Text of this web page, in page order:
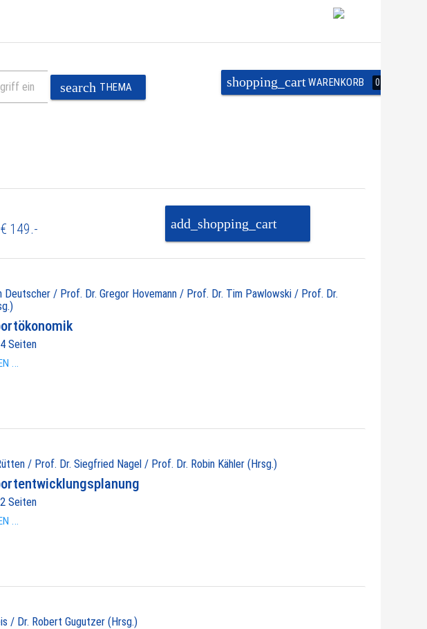
search THEMA shopping_cartWARENKORB 0
149.-
add_shopping_cart
WARENKORB
Deutscher / Prof. Dr. Gregor Hovemann / Prof. Dr. Tim Pawlowski / Prof. Dr.
Seiten
...
/ Prof. Dr. Siegfried Nagel / Prof. Dr. Robin Kähler (Hrsg.)
Seiten
...
/ Dr. Robert Gugutzer (Hrsg.)